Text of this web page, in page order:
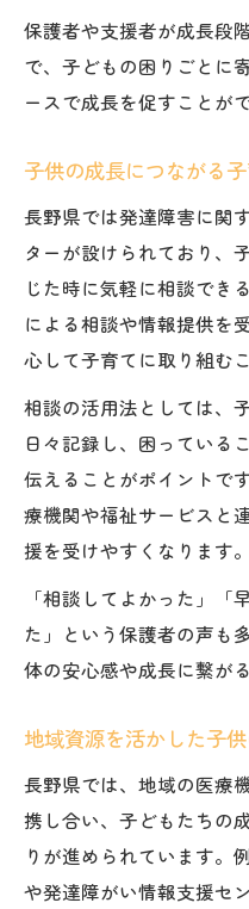
保護者や支援者が成長段
で、子どもの困りごとに
ースで成長を促すことが
子供の成長につながる
長野県では発達障害に関
ターが設けられており、
じた時に気軽に相談でき
による相談や情報提供を
心して子育てに取り組む
相談の活用法としては、
日々記録し、困っている
伝えることがポイントで
療機関や福祉サービスと
援を受けやすくなります。
「相談してよかった」「
た」という保護者の声も
体の安心感や成長に繋が
地域資源を活かした子
長野県では、地域の医療
携し合い、子どもたちの
りが進められています。
や発達障がい情報支援セ